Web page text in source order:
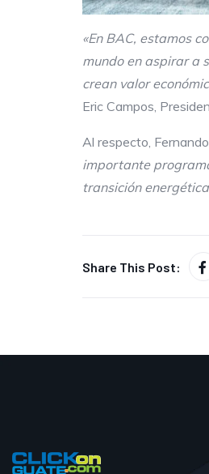
«En BAC, estamos
mundo en aspirar a
crean valor
Eric Campos,
Al respecto,
importante
transición
Share This Post: